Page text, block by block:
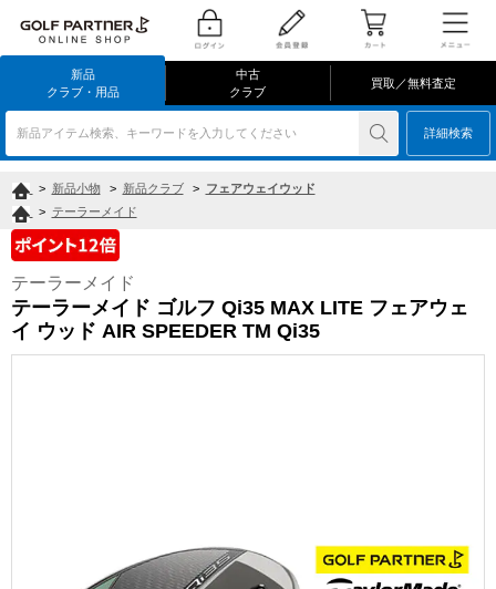
新品
クラブ・用品
中古
クラブ
買取／無料査定
新品アイテム検索、キーワードを入力してください 詳細検索
> 新品小物 > 新品クラブ > フェアウェイウッド
> テーラーメイド
テーラーメイド
テーラーメイド ゴルフ Qi35 MAX LITE フェアウェ
イ ウッド AIR SPEEDER TM Qi35